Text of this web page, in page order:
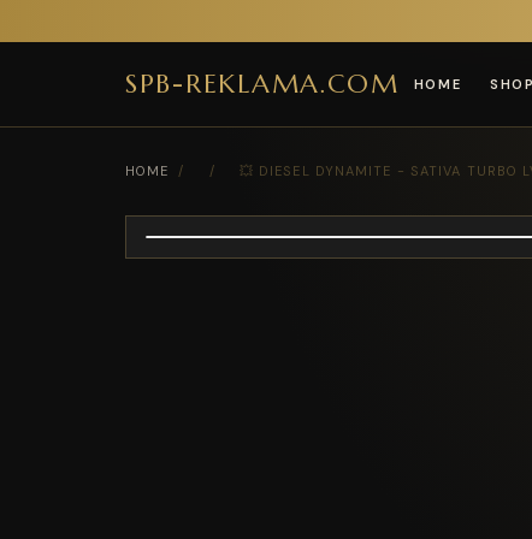
SPB-REKLAMA.COM HOME
HOME / / 💥 DIESEL DYNAMITE - SATIVA TURBO